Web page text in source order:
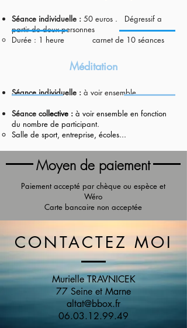
Séance individuelle : 50 euros . Dégressif a
partir de deux personnes
Durée : 1 heure​ carnet de 10 séances
Méditation
Séance individuelle : à voir ensemble.
Séance collective : à voir ensemble en fonction
du nombre de participant.
Salle de sport, entreprise, écoles...
Moyen de paiement
Paiement accepté par chèque ou espèce et
Wéro
Carte bancaire non acceptée
CONTACTEZ MOI
Murielle TRAVNICEK
77 Seine et Marne
altat@bbox.fr
06.03.12.99.49